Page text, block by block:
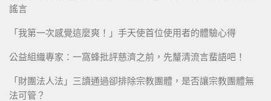
謠言
「我第一次感覺這麼爽！」手天使首位使用者的體驗心得
公益組織專家：一窩蜂批評慈濟之前，先釐清流言蜚語吧！
「財團法人法」三讀通過卻排除宗教團體，是否讓宗教團體無
法可管？